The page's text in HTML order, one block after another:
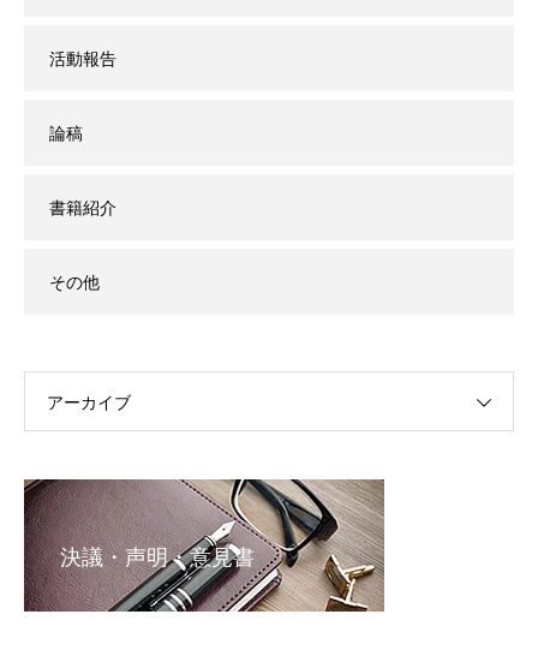
活動報告
論稿
書籍紹介
その他
アーカイブ
決議・声明・意見書